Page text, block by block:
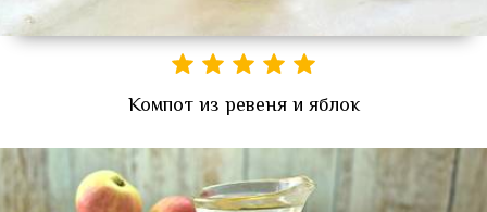
Компот из ревеня и яблок